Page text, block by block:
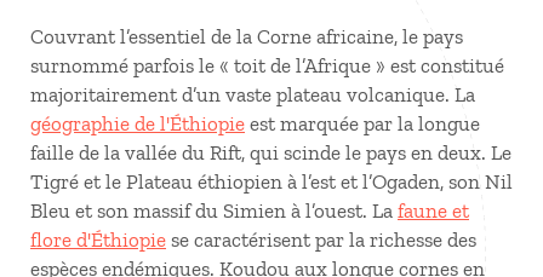
Couvrant l’essentiel de la Corne africaine, le pays
surnommé parfois le « toit de l’Afrique » est constitué
majoritairement d’un vaste plateau volcanique. La
géographie de l'Éthiopie est marquée par la longue
faille de la vallée du Rift, qui scinde le pays en deux. Le
Tigré et le Plateau éthiopien à l’est et l’Ogaden, son Nil
Bleu et son massif du Simien à l’ouest. La faune et
flore d'Éthiopie se caractérisent par la richesse des
espèces endémiques. Koudou aux longue cornes en